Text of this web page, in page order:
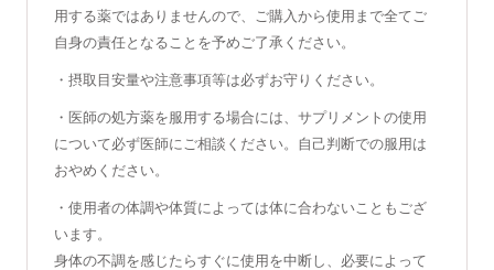
用する薬ではありませんので、ご購入から使用まで全てご
自身の責任となることを予めご了承ください。
・摂取目安量や注意事項等は必ずお守りください。
・医師の処方薬を服用する場合には、サプリメントの使用
について必ず医師にご相談ください。自己判断での服用は
おやめください。
・使用者の体調や体質によっては体に合わないこともござ
います。
身体の不調を感じたらすぐに使用を中断し、必要によって